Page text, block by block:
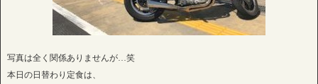
写真は全く関係ありませんが…笑
本日の日替わり定食は、